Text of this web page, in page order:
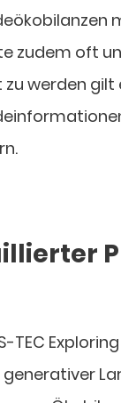
zudem oft
werden
TEC